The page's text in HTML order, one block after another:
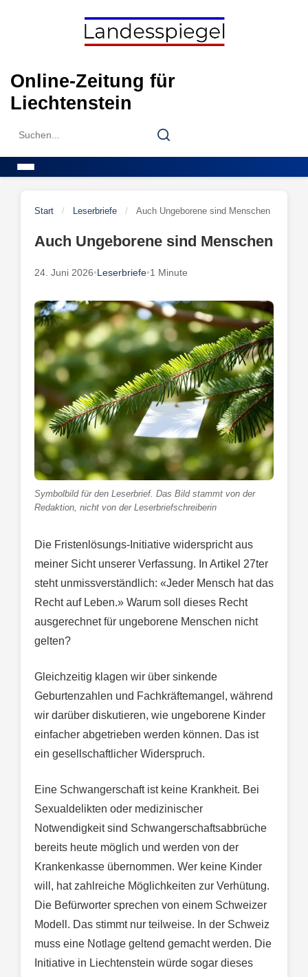
Online-Zeitung für
Liechtenstein
Search
Search
Start / Leserbriefe / Auch Ungeborene sind Menschen
Auch Ungeborene sind Menschen
24. Juni 2026•Leserbriefe•1 Minute
Symbolbild für den Leserbrief. Das Bild stammt von der
Redaktion, nicht von der Leserbriefschreiberin
Die Fristenlösungs-Initiative widerspricht aus
meiner Sicht unserer Verfassung. In Artikel 27ter
steht unmissverständlich: «Jeder Mensch hat das
Recht auf Leben.» Warum soll dieses Recht
ausgerechnet für ungeborene Menschen nicht
gelten?
Gleichzeitig klagen wir über sinkende
Geburtenzahlen und Fachkräftemangel, während
wir darüber diskutieren, wie ungeborene Kinder
einfacher abgetrieben werden können. Das ist
ein gesellschaftlicher Widerspruch.
Eine Schwangerschaft ist keine Krankheit. Bei
Sexualdelikten oder medizinischer
Notwendigkeit sind Schwangerschaftsabbrüche
bereits heute möglich und werden von der
Krankenkasse übernommen. Wer keine Kinder
will, hat zahlreiche Möglichkeiten zur Verhütung.
Die Befürworter sprechen von einem Schweizer
Modell. Das stimmt nur teilweise. In der Schweiz
muss eine Notlage geltend gemacht werden. Die
Initiative in Liechtenstein würde sogar dieses